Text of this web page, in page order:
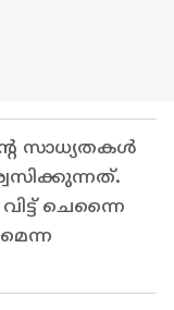
സാധ്യതകള്‍
ചെന്നൈ